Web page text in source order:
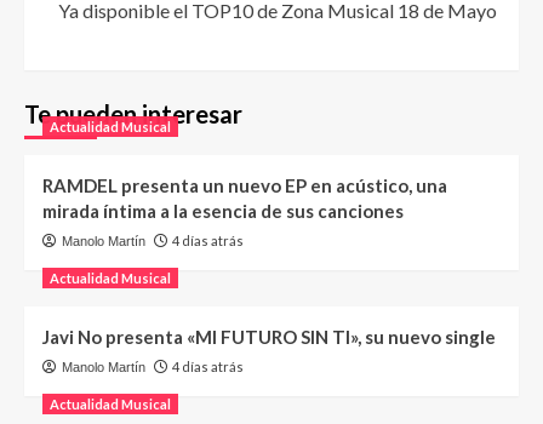
Ya disponible el TOP10 de Zona Musical 18 de Mayo
Te pueden interesar
Actualidad Musical
RAMDEL presenta un nuevo EP en acústico, una
mirada íntima a la esencia de sus canciones
Manolo Martín 4 días atrás
Actualidad Musical
Javi No presenta «MI FUTURO SIN TI», su nuevo single
Manolo Martín 4 días atrás
Actualidad Musical